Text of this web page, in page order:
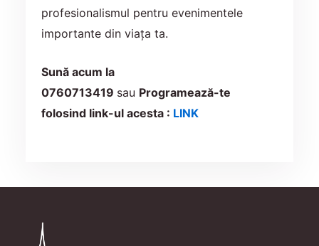
profesionalismul pentru evenimentele
importante din viața ta.
Sună acum la
0760713419 sau Programează-te
folosind link-ul acesta : LINK